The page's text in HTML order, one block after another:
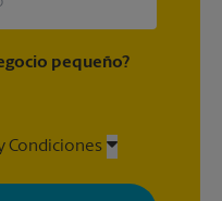
pequeño?
Condiciones
de The UPS